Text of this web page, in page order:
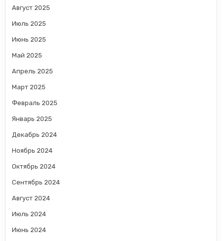
Август 2025
Июль 2025
Июнь 2025
Май 2025
Апрель 2025
Март 2025
Февраль 2025
Январь 2025
Декабрь 2024
Ноябрь 2024
Октябрь 2024
Сентябрь 2024
Август 2024
Июль 2024
Июнь 2024